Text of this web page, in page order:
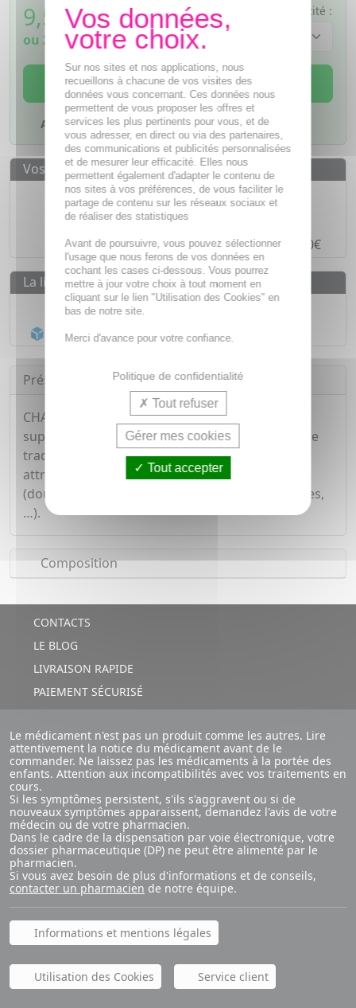
9,53€ TTC
ou 2,38€si 4 fois sans frais
Quantité :
AJOUTER AU PANIER
Ajouter à mes favoris
Vos avantages
Des prix IMBATTABLES
Paiement en ligneSÉCURISÉ
Paiement en4 fois sans fraisà partir de 30€
La livraison
Livraison gratuite dès55€
Acheminement Chronopost
Présentation
CHAMOMILLA VULGARIS 9 CH BOIRON,
suppositoire est un médicament homéopathique
traditionnellement utilisé dans les troubles
attribués à la dentition chez le nourrisson
(douleurs de la dentition, irritabilité, joues rouges,
…).
Composition
CONTACTS
LE BLOG
LIVRAISON RAPIDE
PAIEMENT SÉCURISÉ
Le médicament n'est pas un produit comme les autres. Lire
attentivement la notice du médicament avant de le
commander. Ne laissez pas les médicaments à la portée des
enfants. Attention aux incompatibilités avec vos traitements en
cours.
Si les symptômes persistent, s'ils s'aggravent ou si de
nouveaux symptômes apparaissent, demandez l'avis de votre
médecin ou de votre pharmacien.
Dans le cadre de la dispensation par voie électronique, votre
dossier pharmaceutique (DP) ne peut être alimenté par le
pharmacien.
Si vous avez besoin de plus d'informations et de conseils,
contacter un pharmacien de notre équipe.
Informations et mentions légales
Utilisation des Cookies Service client
Sur nos sites et nos applications, nous
recueillons à chacune de vos visites des
données vous concernant. Ces données nous
permettent de vous proposer les offres et
services les plus pertinents pour vous, et de
vous adresser, en direct ou via des partenaires,
des communications et publicités personnalisées
et de mesurer leur efficacité. Elles nous
permettent également d'adapter le contenu de
nos sites à vos préférences, de vous faciliter le
partage de contenu sur les réseaux sociaux et
de réaliser des statistiques
Avant de poursuivre, vous pouvez sélectionner
l'usage que nous ferons de vos données en
cochant les cases ci-dessous. Vous pourrez
mettre à jour votre choix à tout moment en
cliquant sur le lien "Utilisation des Cookies" en
bas de notre site.
Merci d'avance pour votre confiance.
Politique de confidentialité
Tout refuser
Gérer mes cookies
Tout accepter